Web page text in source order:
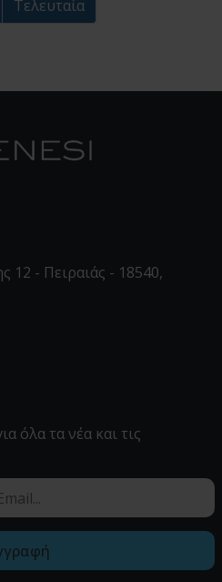
Τελευταία
- Πειραιάς - 18540,
όλα τα νέα και τις